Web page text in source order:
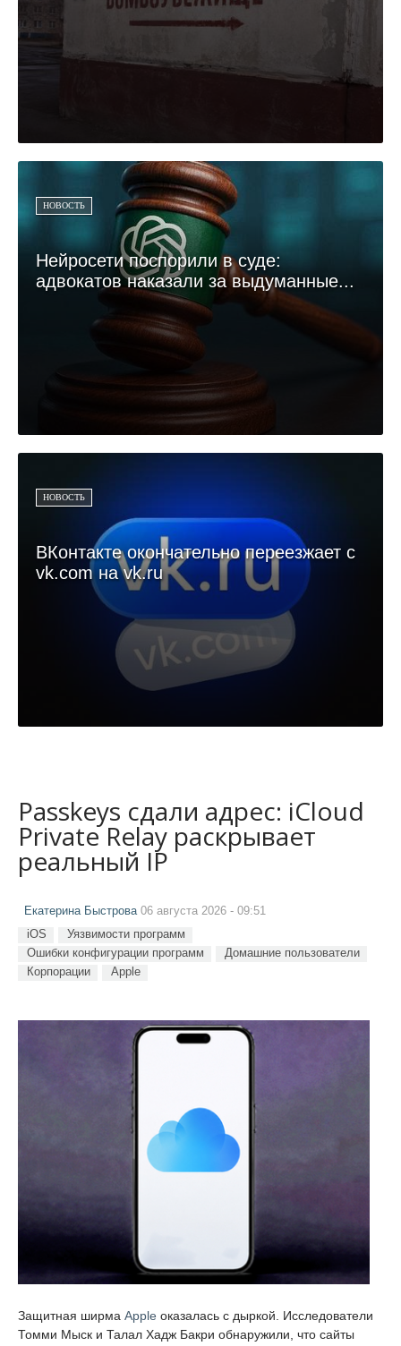
НОВОСТЬ
Нейросети поспорили в суде:
адвокатов наказали за выдуманные...
НОВОСТЬ
ВКонтакте окончательно переезжает с
vk.com на vk.ru
Passkeys сдали адрес: iCloud
Private Relay раскрывает
реальный IP
Екатерина Быстрова 06 августа 2026 - 09:51
iOS
Уязвимости программ
Ошибки конфигурации программ
Домашние пользователи
Корпорации
Apple
Защитная ширма Apple оказалась с дыркой. Исследователи
Томми Мыск и Талал Хадж Бакри обнаружили, что сайты